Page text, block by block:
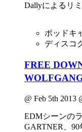
Dallyによるリ
ポッドキ
ディスコ
FREE
@ Feb 5th 2013
EDMシーンの
GARTNER、